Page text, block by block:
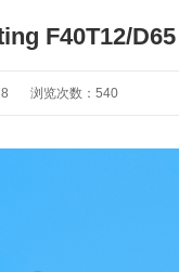
F40T12/D65
浏览次数： 540